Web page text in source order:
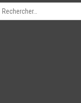
Rechercher :